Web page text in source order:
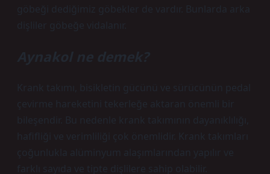
göbeği dediğimiz göbekler de vardır. Bunlarda arka
dişliler göbeğe vidalanır.
Aynakol ne demek?
Krank takımı, bisikletin gücünü ve sürücünün pedal
çevirme hareketini tekerleğe aktaran önemli bir
bileşendir. Bu nedenle krank takımının dayanıklılığı,
hafifliği ve verimliliği çok önemlidir. Krank takımları
çoğunlukla alüminyum alaşımlarından yapılır ve
farklı sayıda ve tipte dişlilere sahip olabilir.